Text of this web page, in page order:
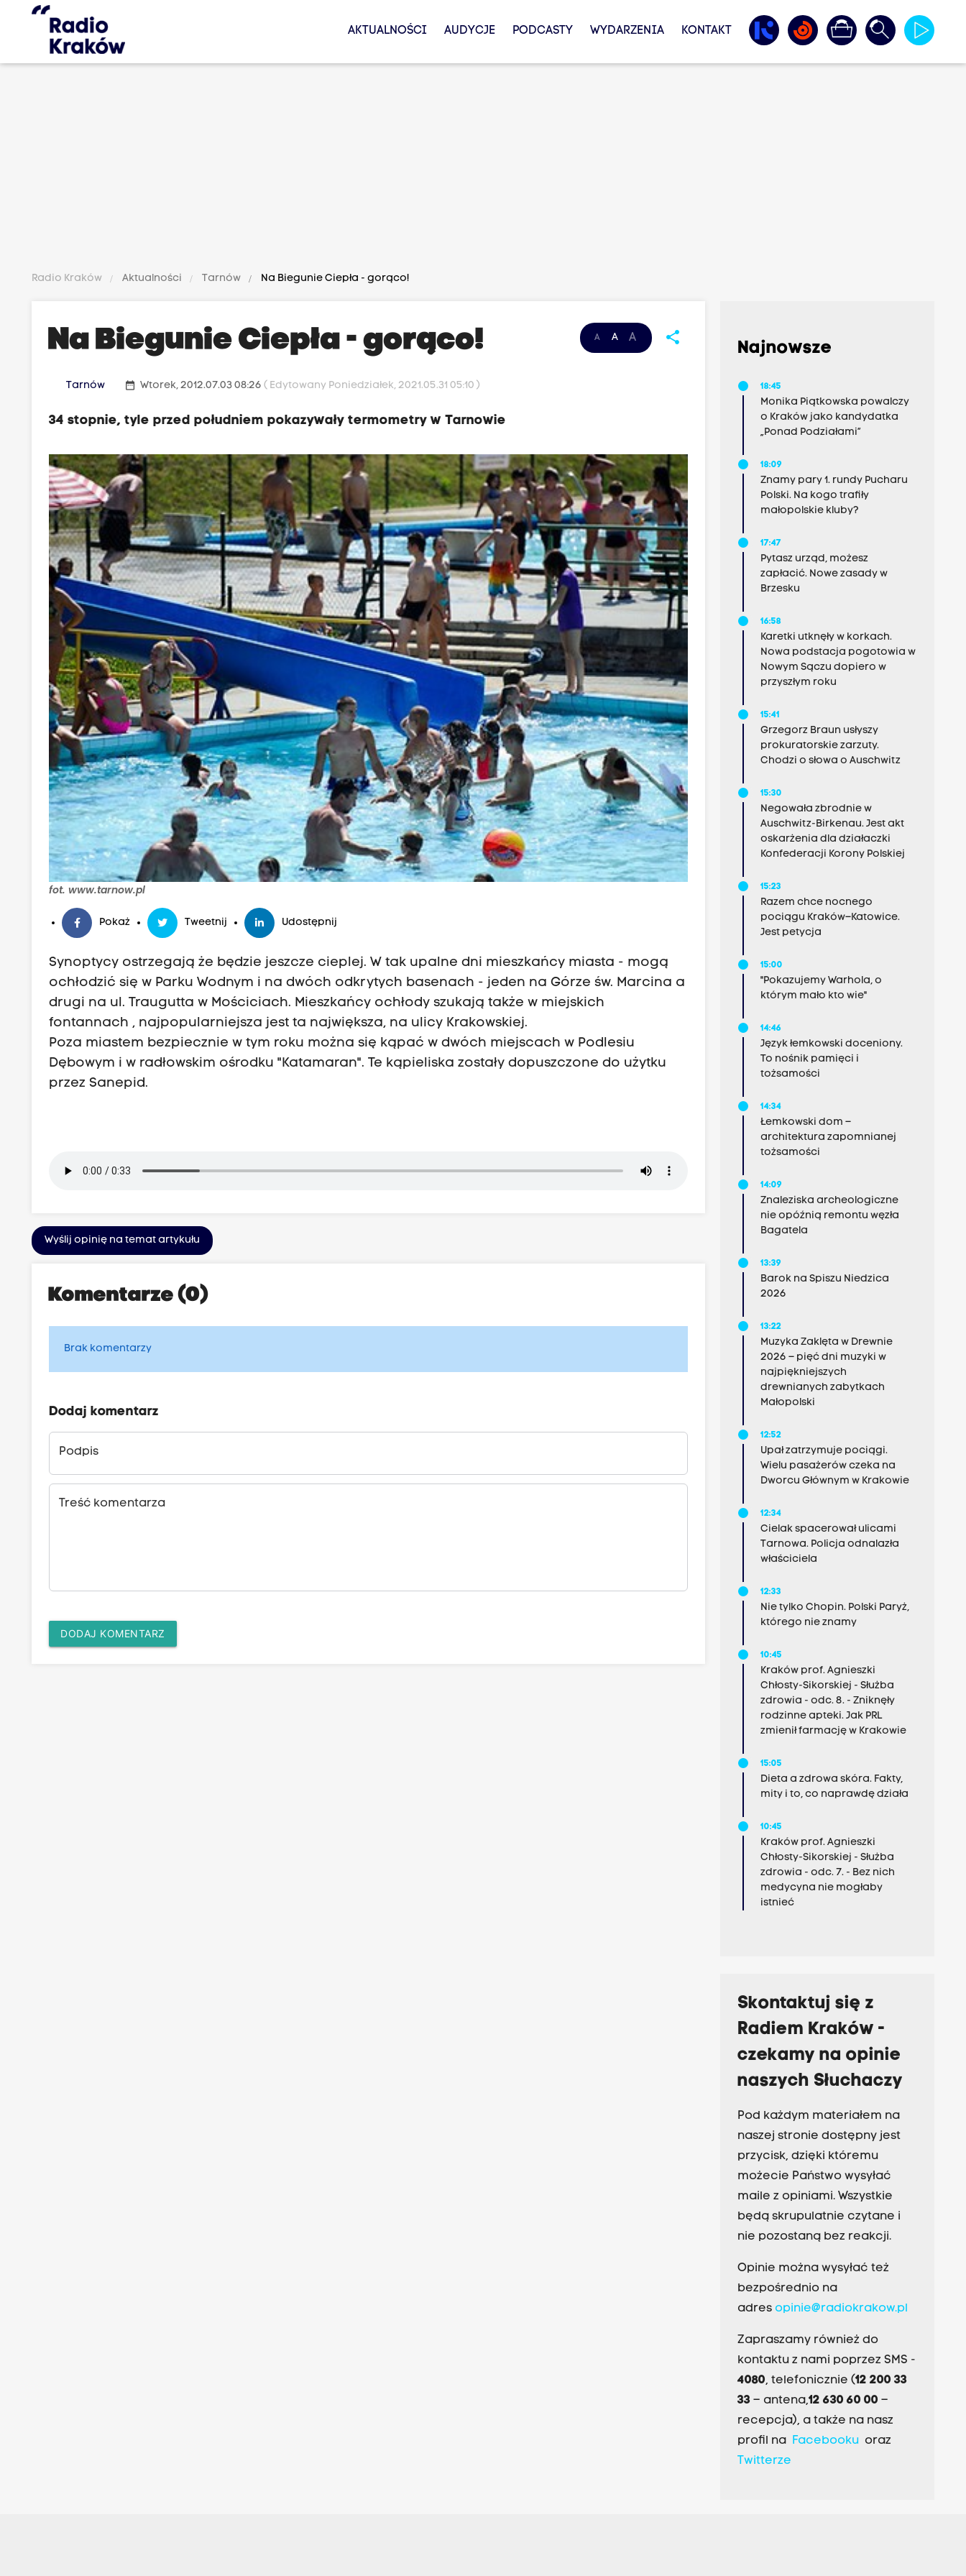
AKTUALNOŚCI AUDYCJE PODCASTY WYDARZENIA KONTAKT
Radio Kraków Aktualności Tarnów Na Biegunie Ciepła - gorąco!
A A A share
Na Biegunie Ciepła - gorąco!
Tarnów date_range Wtorek, 2012.07.03 08:26( Edytowany Poniedziałek, 2021.05.31 05:10 )
34 stopnie, tyle przed południem pokazywały termometry w Tarnowie
fot. www.tarnow.pl
Pokaż Tweetnij Udostępnij
Synoptycy ostrzegają że będzie jeszcze cieplej. W tak upalne dni mieszkańcy miasta - mogą
ochłodzić się w Parku Wodnym i na dwóch odkrytych basenach - jeden na Górze św. Marcina a
drugi na ul. Traugutta w Mościciach. Mieszkańcy ochłody szukają także w miejskich
fontannach , najpopularniejsza jest ta największa, na ulicy Krakowskiej.
Poza miastem bezpiecznie w tym roku można się kąpać w dwóch miejscach w Podlesiu
Dębowym i w radłowskim ośrodku "Katamaran". Te kąpieliska zostały dopuszczone do użytku
przez Sanepid.
Wyślij opinię na temat artykułu
Komentarze (0)
Brak komentarzy
Dodaj komentarz
Podpis
Treść komentarza
DODAJ KOMENTARZ
Najnowsze
18:45
Monika Piątkowska powalczy
o Kraków jako kandydatka
„Ponad Podziałami”
18:09
Znamy pary 1. rundy Pucharu
Polski. Na kogo trafiły
małopolskie kluby?
17:47
Pytasz urząd, możesz
zapłacić. Nowe zasady w
Brzesku
16:58
Karetki utknęły w korkach.
Nowa podstacja pogotowia w
Nowym Sączu dopiero w
przyszłym roku
15:41
Grzegorz Braun usłyszy
prokuratorskie zarzuty.
Chodzi o słowa o Auschwitz
15:30
Negowała zbrodnie w
Auschwitz-Birkenau. Jest akt
oskarżenia dla działaczki
Konfederacji Korony Polskiej
15:23
Razem chce nocnego
pociągu Kraków–Katowice.
Jest petycja
15:00
"Pokazujemy Warhola, o
którym mało kto wie"
14:46
Język łemkowski doceniony.
To nośnik pamięci i
tożsamości
14:34
Łemkowski dom –
architektura zapomnianej
tożsamości
14:09
Znaleziska archeologiczne
nie opóźnią remontu węzła
Bagatela
13:39
Barok na Spiszu Niedzica
2026
13:22
Muzyka Zaklęta w Drewnie
2026 – pięć dni muzyki w
najpiękniejszych
drewnianych zabytkach
Małopolski
12:52
Upał zatrzymuje pociągi.
Wielu pasażerów czeka na
Dworcu Głównym w Krakowie
12:34
Cielak spacerował ulicami
Tarnowa. Policja odnalazła
właściciela
12:33
Nie tylko Chopin. Polski Paryż,
którego nie znamy
10:45
Kraków prof. Agnieszki
Chłosty-Sikorskiej - Służba
zdrowia - odc. 8. - Zniknęły
rodzinne apteki. Jak PRL
zmienił farmację w Krakowie
15:05
Dieta a zdrowa skóra. Fakty,
mity i to, co naprawdę działa
10:45
Kraków prof. Agnieszki
Chłosty-Sikorskiej - Służba
zdrowia - odc. 7. - Bez nich
medycyna nie mogłaby
istnieć
Skontaktuj się z
Radiem Kraków -
czekamy na opinie
naszych Słuchaczy
Pod każdym materiałem na
naszej stronie dostępny jest
przycisk, dzięki któremu
możecie Państwo wysyłać
maile z opiniami. Wszystkie
będą skrupulatnie czytane i
nie pozostaną bez reakcji.
Opinie można wysyłać też
bezpośrednio na
adres opinie@radiokrakow.pl
Zapraszamy również do
kontaktu z nami poprzez SMS -
4080, telefonicznie (12 200 33
33– antena,12 630 60 00 –
recepcja), a także na nasz
profil na Facebookuoraz
Twitterze